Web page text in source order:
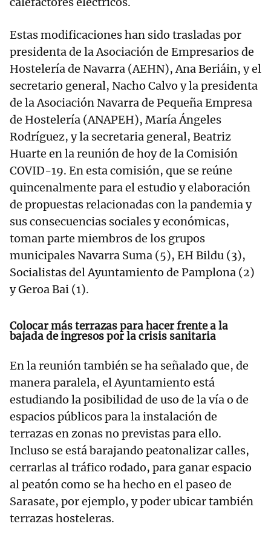
Estas modificaciones han sido trasladas por
presidenta de la Asociación de Empresarios de
Hostelería de Navarra (AEHN), Ana Beriáin, y el
secretario general, Nacho Calvo y la presidenta
de la Asociación Navarra de Pequeña Empresa
de Hostelería (ANAPEH), María Ángeles
Rodríguez, y la secretaria general, Beatriz
Huarte en la reunión de hoy de la Comisión
COVID-19. En esta comisión, que se reúne
quincenalmente para el estudio y elaboración
de propuestas relacionadas con la pandemia y
sus consecuencias sociales y económicas,
toman parte miembros de los grupos
municipales Navarra Suma (5), EH Bildu (3),
Socialistas del Ayuntamiento de Pamplona (2)
y Geroa Bai (1).
Colocar más terrazas para hacer frente a la
bajada de ingresos por la crisis sanitaria
En la reunión también se ha señalado que, de
manera paralela, el Ayuntamiento está
estudiando la posibilidad de uso de la vía o de
espacios públicos para la instalación de
terrazas en zonas no previstas para ello.
Incluso se está barajando peatonalizar calles,
cerrarlas al tráfico rodado, para ganar espacio
al peatón como se ha hecho en el paseo de
Sarasate, por ejemplo, y poder ubicar también
terrazas hosteleras.